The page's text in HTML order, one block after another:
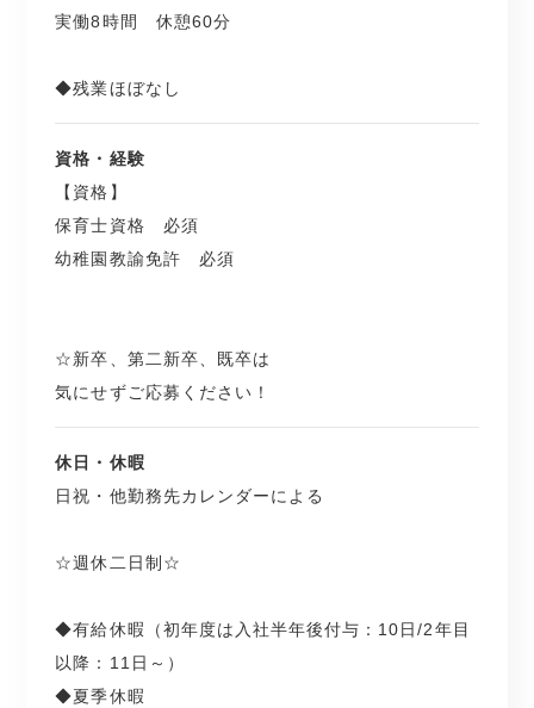
実働8時間 休憩60分
◆残業ほぼなし
資格・経験
【資格】
保育士資格 必須
幼稚園教諭免許 必須
☆新卒、第二新卒、既卒は
気にせずご応募ください！
休日・休暇
日祝・他勤務先カレンダーによる
☆週休二日制☆
◆有給休暇（初年度は入社半年後付与：10日/2年目
以降：11日～）
◆夏季休暇